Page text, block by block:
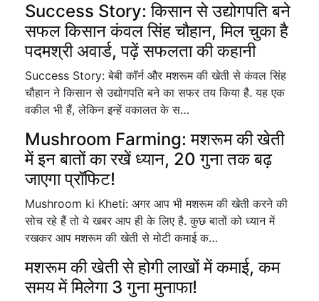
Success Story: किसान से उद्योगपति बने
सफल किसान कंवल सिंह चौहान, मिल चुका है
पदमश्री अवार्ड, पढ़ें सफलता की कहानी
Success Story: बेबी कॉर्न और मशरूम की खेती से कंवल सिंह
चौहान ने किसान से उद्योगपति बने का सफर तय किया है. यह एक
वकील भी हैं, लेकिन इन्हें वकालत के स…
Mushroom Farming: मशरूम की खेती
में इन बातों का रखें ध्यान, 20 गुना तक बढ़
जाएगा प्रॉफिट!
Mushroom ki Kheti: अगर आप भी मशरूम की खेती करने की
सोच रहे हैं तो ये खबर आप ही के लिए है. कुछ बातों को ध्यान में
रखकर आप मशरूम की खेती से मोटी कमाई क…
मशरूम की खेती से होगी लाखों में कमाई, कम
समय में मिलेगा 3 गुना मुनाफा!